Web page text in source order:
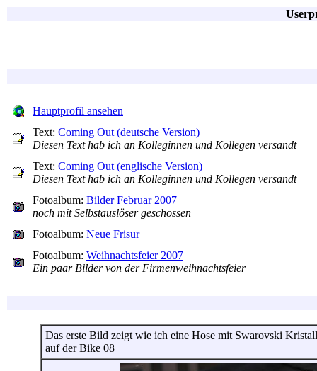
Hauptprofil ansehen
Text: Coming Out (deutsche Version)
Diesen Text hab ich an Kolleginnen und Kollegen versandt
Text: Coming Out (englische Version)
Diesen Text hab ich an Kolleginnen und Kollegen versandt
Fotoalbum: Bilder Februar 2007
noch mit Selbstauslöser geschossen
Fotoalbum: Neue Frisur
Fotoalbum: Weihnachtsfeier 2007
Ein paar Bilder von der Firmenweihnachtsfeier
Das erste Bild zeigt wie ich eine Hose mit Swarovski
auf der Bike 08